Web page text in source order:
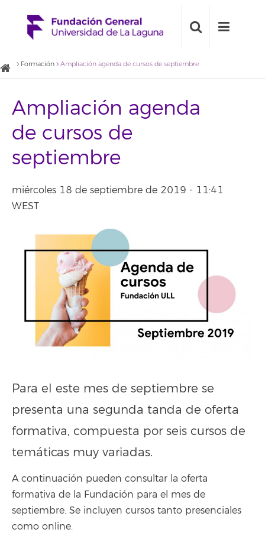
Formación Ampliación agenda de cursos de septiembre
Ampliación agenda
de cursos de
septiembre
miércoles 18 de septiembre de 2019 - 11:41
WEST
Para el este mes de septiembre se
presenta una segunda tanda de oferta
formativa, compuesta por seis cursos de
temáticas muy variadas.
A continuación pueden consultar la oferta
formativa de la Fundación para el mes de
septiembre. Se incluyen cursos tanto presenciales
como online.